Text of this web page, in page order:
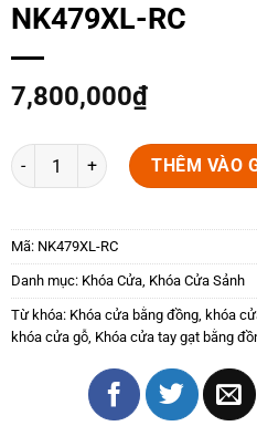
NK479XL-RC
7,800,000₫
Khóa cửa đại sảnh cổ điểnTHÊM VÀO
Mã: NK479XL-RC
Danh mục: Khóa Cửa Khóa Cửa Sảnh
Từ khóa: Khóa cửa bằng đồng khóa
khóa cửa gỗ Khóa cửa tay gạt bằng